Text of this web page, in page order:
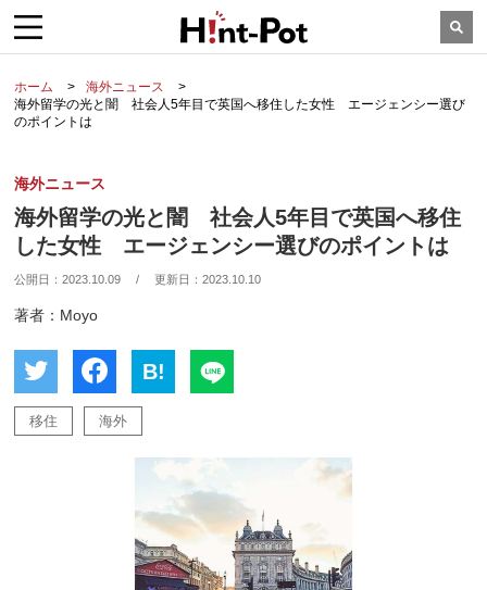
ホーム
海外ニュース
海外留学の光と闇 社会人5年目で英国へ移住した女性 エージェンシー選び
のポイントは
海外ニュース
海外留学の光と闇 社会人5年目で英国へ移住
した女性 エージェンシー選びのポイントは
公開日：2023.10.09 / 更新日：2023.10.10
著者：Moyo
B!
移住 海外